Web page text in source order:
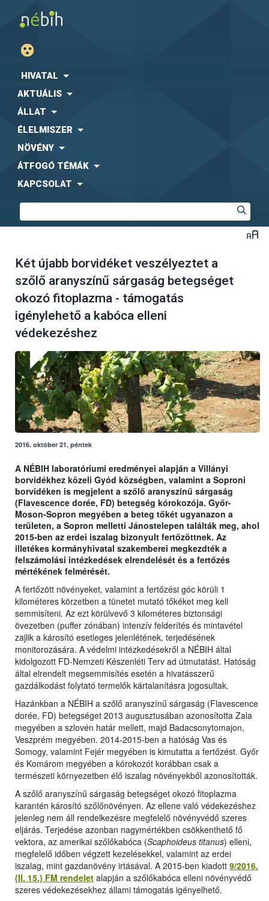
HIVATAL
AKTUÁLIS
ÁLLAT
ÉLELMISZER
NÖVÉNY
ÁTFOGÓ TÉMÁK
KAPCSOLAT
Két újabb borvidéket veszélyeztet a
szőlő aranyszínű sárgaság betegséget
okozó fitoplazma - támogatás
igénylehető a kabóca elleni
védekezéshez
2016. október 21, péntek
A NÉBIH laboratóriumi eredményei alapján a Villányi
borvidékhez közeli Gyód községben, valamint a Soproni
borvidéken is megjelent a szőlő aranyszínű sárgaság
(Flavescence dorée, FD) betegség kórokozója. Győr-
Moson-Sopron megyében a beteg tőkét ugyanazon a
területen, a Sopron melletti Jánostelepen találták meg, ahol
2015-ben az erdei iszalag bizonyult fertőzöttnek. Az
illetékes kormányhivatal szakemberei megkezdték a
felszámolási intézkedések elrendelését és a fertőzés
mértékének felmérését.
A fertőzött növényeket, valamint a fertőzési góc körüli 1
kilométeres körzetben a tünetet mutató tőkéket meg kell
semmisíteni. Az ezt körülvevő 3 kilométeres biztonsági
övezetben (puffer zónában) intenzív felderítés és mintavétel
zajlik a károsító esetleges jelenlétének, terjedésének
monitorozására. A védelmi intézkedésekről a NÉBIH által
kidolgozott FD-Nemzeti Készenléti Terv ad útmutatást. Hatóság
által elrendelt megsemmisítés esetén a hivatásszerű
gazdálkodást folytató termelők kártalanításra jogosultak.
Hazánkban a NÉBIH a szőlő aranyszínű sárgaság (Flavescence
dorée, FD) betegséget 2013 augusztusában azonosította Zala
megyében a szlovén határ mellett, majd Badacsonytomajon,
Veszprém megyében. 2014-2015-ben a hatóság Vas és
Somogy, valamint Fejér megyében is kimutatta a fertőzést. Győr
és Komárom megyében a kórokozót korábban csak a
természeti környezetben élő iszalag növényekből azonosították.
A szőlő aranyszínű sárgaság betegséget okozó fitoplazma
karantén károsító szőlőnövényen. Az ellene való védekezéshez
jelenleg nem áll rendelkezésre megfelelő növényvédő szeres
eljárás. Terjedése azonban nagymértékben csökkenthető fő
vektora, az amerikai szőlőkabóca (Scaphoideus titanus) elleni,
megfelelő időben végzett kezelésekkel, valamint az erdei
iszalag, mint gazdanövény irtásával. A 2015-ben kiadott 9/2016.
(II. 15.) FM rendelet alapján a szőlőkabóca elleni növényvédő
szeres védekezésekhez állami támogatás igényelhető.